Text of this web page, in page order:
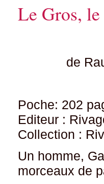
Le Gros,
de
Poche: 202
Editeur :
Collection :
Un homme,
morceaux de